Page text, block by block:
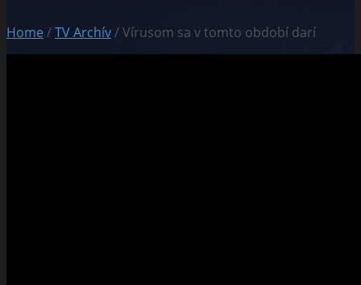
Home/TV Archív/ Vírusom sa v tomto období darí